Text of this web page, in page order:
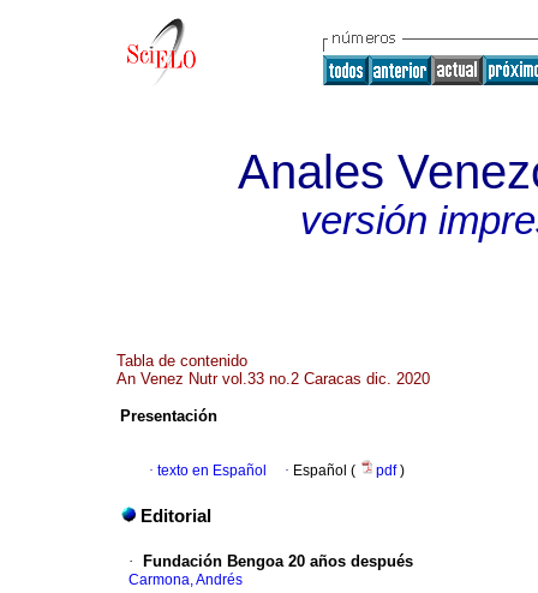
Anales
versión
Tabla de contenido
An Venez Nutr vol.33 no.2 Caracas dic. 2020
Presentación
· texto en Español · Español ( pdf)
Editorial
· Fundación Bengoa 20 años después
Carmona, Andrés